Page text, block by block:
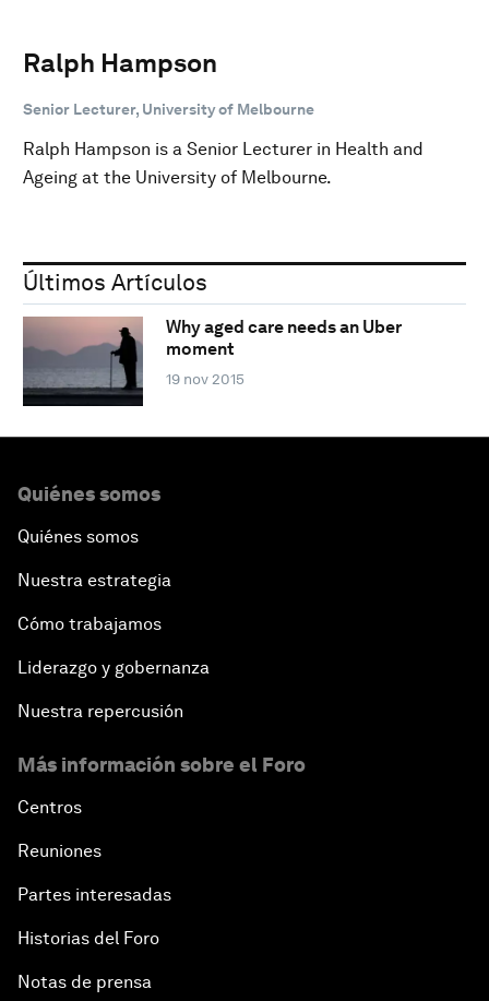
Ralph Hampson
Senior Lecturer, University of Melbourne
Ralph Hampson is a Senior Lecturer in Health and
Ageing at the University of Melbourne.
Últimos Artículos
Why aged care needs an Uber
moment
19 nov 2015
Quiénes somos
Quiénes somos
Nuestra estrategia
Cómo trabajamos
Liderazgo y gobernanza
Nuestra repercusión
Más información sobre el Foro
Centros
Reuniones
Partes interesadas
Historias del Foro
Notas de prensa